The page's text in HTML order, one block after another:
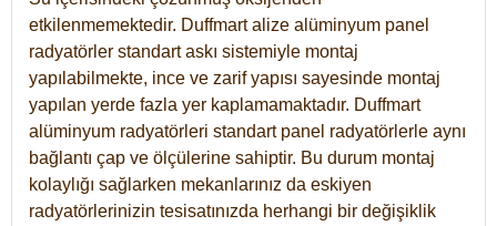
etkilenmemektedir. Duffmart alize alüminyum panel
radyatörler standart askı sistemiyle montaj
yapılabilmekte, ince ve zarif yapısı sayesinde montaj
yapılan yerde fazla yer kaplamamaktadır. Duffmart
alüminyum radyatörleri standart panel radyatörlerle aynı
bağlantı çap ve ölçülerine sahiptir. Bu durum montaj
kolaylığı sağlarken mekanlarınız da eskiyen
radyatörlerinizin tesisatınızda herhangi bir değişiklik